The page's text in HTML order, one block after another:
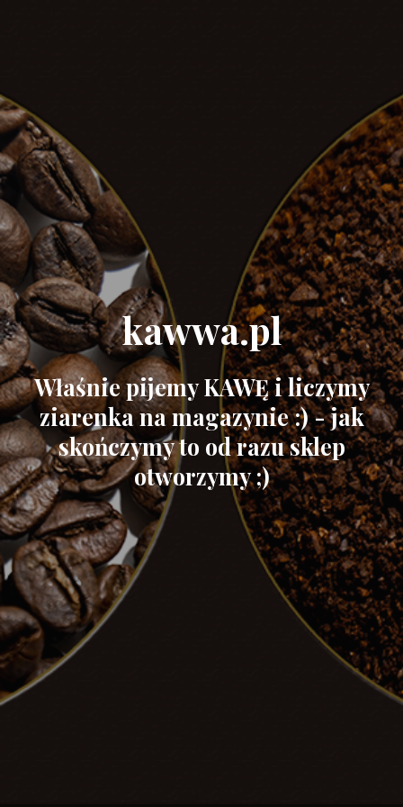
kawwa.pl
Właśnie pijemy KAWĘ i liczymy
ziarenka na magazynie :) - jak
skończymy to od razu sklep
otworzymy ;)